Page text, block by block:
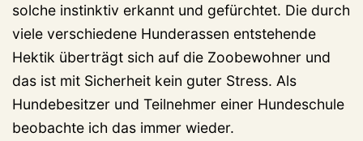
solche instinktiv erkannt und gefürchtet. Die durch
viele verschiedene Hunderassen entstehende
Hektik überträgt sich auf die Zoobewohner und
das ist mit Sicherheit kein guter Stress. Als
Hundebesitzer und Teilnehmer einer Hundeschule
beobachte ich das immer wieder.